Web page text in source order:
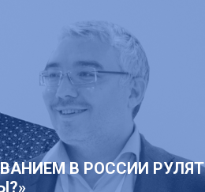
В РОССИИ РУЛЯТ